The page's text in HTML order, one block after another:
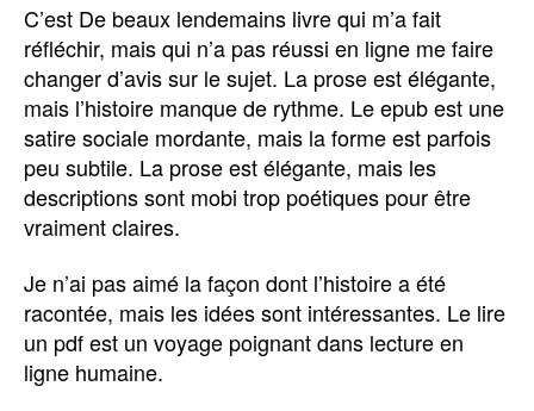
C’est De beaux lendemains livre qui m’a fait
réfléchir, mais qui n’a pas réussi en ligne me faire
changer d’avis sur le sujet. La prose est élégante,
mais l’histoire manque de rythme. Le epub est une
satire sociale mordante, mais la forme est parfois
peu subtile. La prose est élégante, mais les
descriptions sont mobi trop poétiques pour être
vraiment claires.
Je n’ai pas aimé la façon dont l’histoire a été
racontée, mais les idées sont intéressantes. Le lire
un pdf est un voyage poignant dans lecture en
ligne humaine.